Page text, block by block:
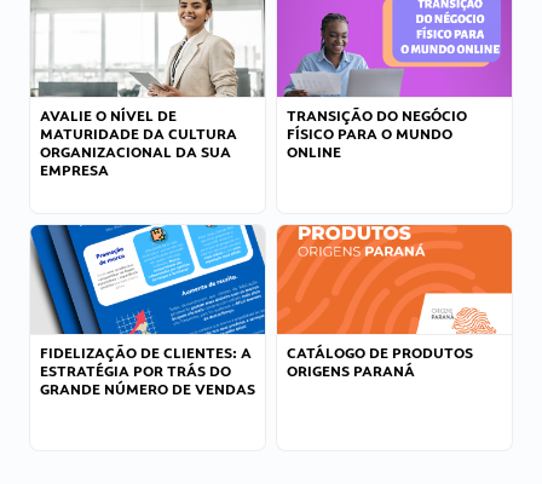
AVALIE O NÍVEL DE
MATURIDADE DA CULTURA
ORGANIZACIONAL DA SUA
EMPRESA
TRANSIÇÃO DO NEGÓCIO
FÍSICO PARA O MUNDO
ONLINE
FIDELIZAÇÃO DE CLIENTES: A
ESTRATÉGIA POR TRÁS DO
GRANDE NÚMERO DE VENDAS
CATÁLOGO DE PRODUTOS
ORIGENS PARANÁ